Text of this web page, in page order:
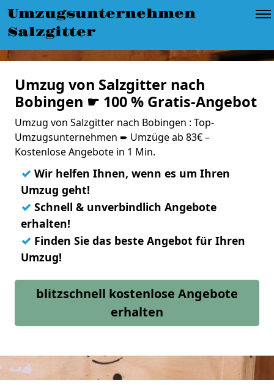
Umzugsunternehmen
Salzgitter
Umzug von Salzgitter nach
Bobingen ☛ 100 % Gratis-Angebot
Umzug von Salzgitter nach Bobingen : Top-
Umzugsunternehmen ➨ Umzüge ab 83€ –
Kostenlose Angebote in 1 Min.
✓ Wir helfen Ihnen, wenn es um Ihren
Umzug geht!
✓ Schnell & unverbindlich Angebote
erhalten!
✓ Finden Sie das beste Angebot für Ihren
Umzug!
blitzschnell kostenlose Angebote
erhalten